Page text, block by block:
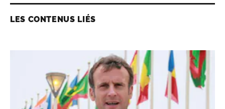
LES CONTENUS LIÉS